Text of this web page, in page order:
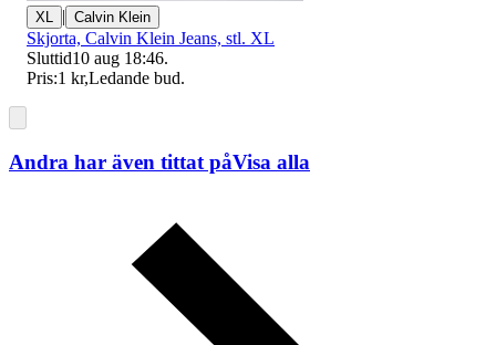
XL | Calvin Klein
Skjorta, Calvin Klein Jeans, stl. XL
Sluttid10 aug 18:46.
Pris:1 kr,Ledande bud.
Andra har även tittat påVisa alla